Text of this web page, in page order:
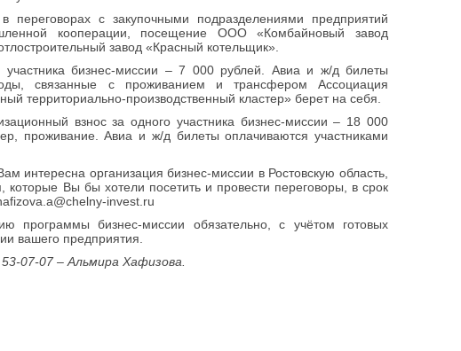
переговорах с закупочными подразделениями предприятий
кооперации, посещение ООО «Комбайновый завод
завод «Красный котельщик».
участника бизнес-миссии – 7 000 рублей. Авиа и ж/д билеты
связанные с проживанием и трансфером Ассоциация
территориально-производственный кластер» берет на себя.
взнос за одного участника бизнес-миссии – 18 000
проживание. Авиа и ж/д билеты оплачиваются участниками
интересна организация бизнес-миссии в Ростовскую область,
Вы бы хотели посетить и провести переговоры, в срок
invest.ru
программы бизнес-миссии обязательно, с учётом готовых
вашего предприятия.
07-07 – Альмира Хафизова.